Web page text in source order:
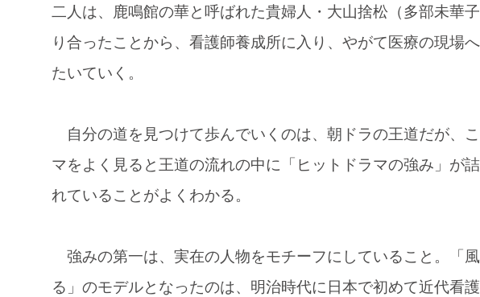
二人は、鹿鳴館の華と呼ばれた貴婦人・大山捨松（多部未華
り合ったことから、看護師養成所に入り、やがて医療の現場
たいていく。
自分の道を見つけて歩んでいくのは、朝ドラの王道だが、
マをよく見ると王道の流れの中に「ヒットドラマの強み」が
れていることがよくわかる。
強みの第一は、実在の人物をモチーフにしていること。「
る」のモデルとなったのは、明治時代に日本で初めて近代看